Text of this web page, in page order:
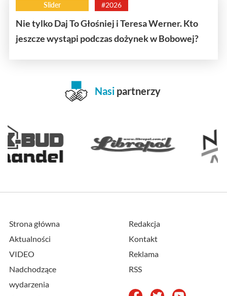
Slider #2026
Nie tylko Daj To Głośniej i Teresa Werner. Kto
jeszcze wystąpi podczas dożynek w Bobowej?
Nasi partnerzy
Strona główna
Aktualności
VIDEO
Nadchodzące
wydarzenia
Redakcja
Kontakt
Reklama
RSS